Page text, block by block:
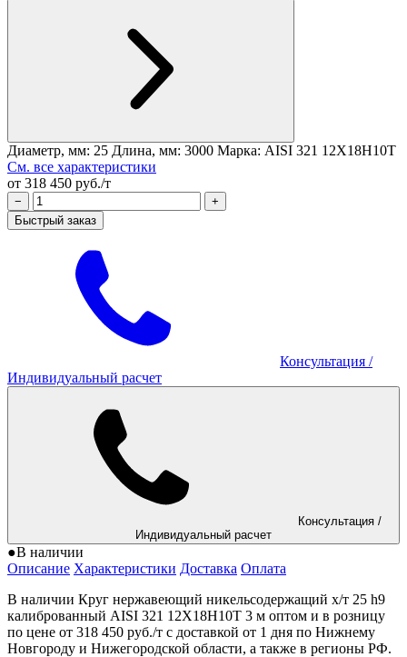
Диаметр, мм: 25 Длина, мм: 3000 Марка: AISI 321 12Х18Н10Т
См. все характеристики
от 318 450 руб./т
−
+
Быстрый заказ
Консультация /
Индивидуальный расчет
Консультация /
Индивидуальный расчет
●В наличии
Описание Характеристики Доставка Оплата
В наличии Круг нержавеющий никельсодержащий х/т 25 h9
калиброванный AISI 321 12Х18Н10Т 3 м оптом и в розницу
по цене от 318 450 руб./т с доставкой от 1 дня по Нижнему
Новгороду и Нижегородской области, а также в регионы РФ.